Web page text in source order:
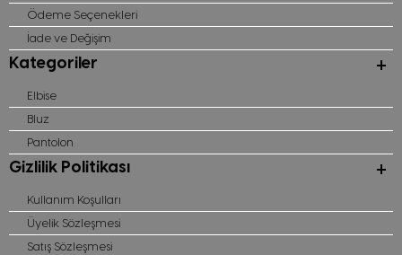
Ödeme Seçenekleri
İade ve Değişim
Kategoriler
Elbise
Bluz
Pantolon
Gizlilik Politikası
Kullanım Koşulları
Üyelik Sözleşmesi
Satış Sözleşmesi